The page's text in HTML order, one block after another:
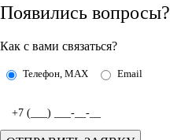
Появились вопросы?
Как с вами связаться?
Телефон, MAX Email